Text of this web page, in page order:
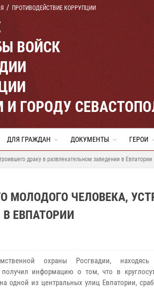
ПРОТИВОДЕЙСТВИЕ КОРРУПЦИИ
ВОЙСК
И ГОРОДУ
ДЛЯ ГРАЖДАН ДОКУМЕНТЫ ГЕРОИ
драку в развлекательном заведении в Евпатории
МОЛОДОГО ЧЕЛОВЕКА,
ЕВПАТОРИИ
охраны Росгвадии,
получил информацию о том, что в
одной из центральных улиц Евпатории,